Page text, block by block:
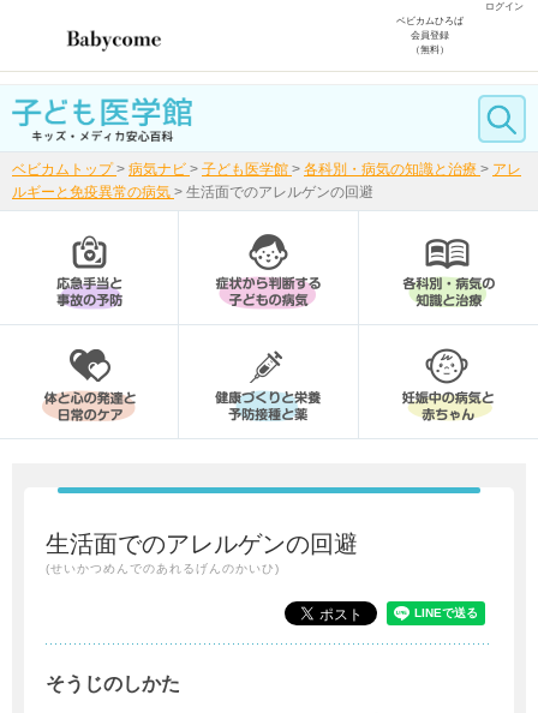
ログイン
ベビカムひろば
会員登録
（無料）
ベビカムトップ > 病気ナビ > 子ども医学館 > 各科別・病気の知識と治療 > アレ
ルギーと免疫異常の病気 > 生活面でのアレルゲンの回避
生活面でのアレルゲンの回避
(せいかつめんでのあれるげんのかいひ)
そうじのしかた